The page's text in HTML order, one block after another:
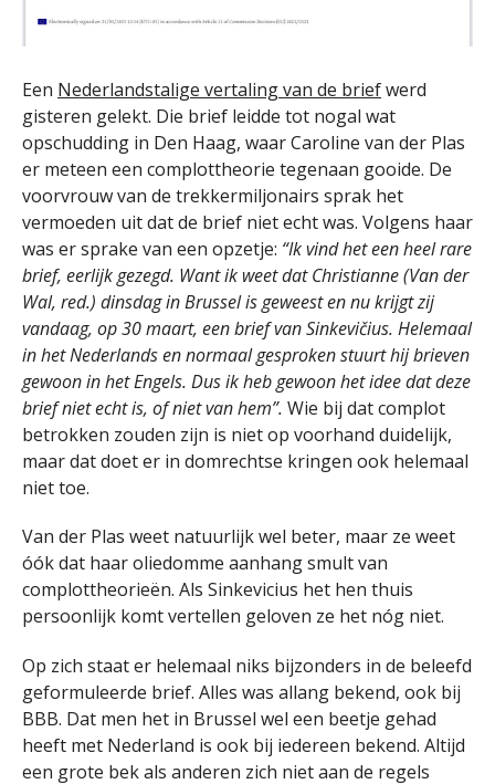
Een Nederlandstalige vertaling van de briefwerd
gisteren gelekt. Die brief leidde tot nogal wat
opschudding in Den Haag, waar Caroline van der Plas
er meteen een complottheorie tegenaan gooide. De
voorvrouw van de trekkermiljonairs sprak het
vermoeden uit dat de brief niet echt was. Volgens haar
was er sprake van een opzetje: “Ik vind het een heel rare
brief, eerlijk gezegd. Want ik weet dat Christianne (Van der
Wal, red.) dinsdag in Brussel is geweest en nu krijgt zij
vandaag, op 30 maart, een brief van Sinkevičius. Helemaal
in het Nederlands en normaal gesproken stuurt hij brieven
gewoon in het Engels. Dus ik heb gewoon het idee dat deze
brief niet echt is, of niet van hem”. Wie bij dat complot
betrokken zouden zijn is niet op voorhand duidelijk,
maar dat doet er in domrechtse kringen ook helemaal
niet toe.
Van der Plas weet natuurlijk wel beter, maar ze weet
óók dat haar oliedomme aanhang smult van
complottheorieën. Als Sinkevicius het hen thuis
persoonlijk komt vertellen geloven ze het nóg niet.
Op zich staat er helemaal niks bijzonders in de beleefd
geformuleerde brief. Alles was allang bekend, ook bij
BBB. Dat men het in Brussel wel een beetje gehad
heeft met Nederland is ook bij iedereen bekend. Altijd
een grote bek als anderen zich niet aan de regels